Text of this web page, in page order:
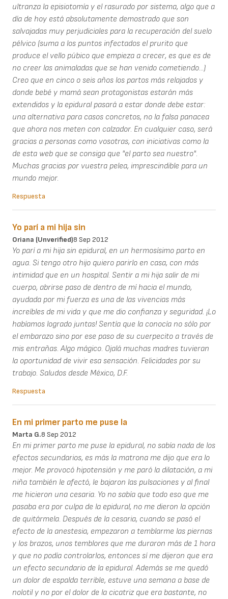
ultranza la episiotomía y el rasurado por sistema, algo que a
día de hoy está absolutamente demostrado que son
salvajadas muy perjudiciales para la recuperación del suelo
pélvico (suma a los puntos infectados el prurito que
produce el vello púbico que empieza a crecer, es que es de
no creer las animaladas que se han venido cometiendo...)
Creo que en cinco o seis años los partos más relajados y
donde bebé y mamá sean protagonistas estarán más
extendidos y la epidural pasará a estar donde debe estar:
una alternativa para casos concretos, no la falsa panacea
que ahora nos meten con calzador. En cualquier caso, será
gracias a personas como vosotras, con iniciativas como la
de esta web que se consiga que "el parto sea nuestro".
Muchas gracias por vuestra pelea, imprescindible para un
mundo mejor.
Respuesta
Yo parí a mi hija sin
Oriana (unverified)8 Sep 2012
Yo parí a mi hija sin epidural, en un hermosísimo parto en
agua. Si tengo otro hijo quiero parirlo en casa, con más
intimidad que en un hospital. Sentir a mi hija salir de mi
cuerpo, abrirse paso de dentro de mí hacia el mundo,
ayudada por mi fuerza es una de las vivencias más
increíbles de mi vida y que me dio confianza y seguridad. ¡Lo
habíamos logrado juntas! Sentía que la conocía no sólo por
el embarazo sino por ese paso de su cuerpecito a través de
mis entrañas. Algo mágico. Ojalá muchas madres tuvieran
la oportunidad de vivir esa sensación. Felicidades por su
trabajo. Saludos desde México, D.F.
Respuesta
En mi primer parto me puse la
Marta G.8 Sep 2012
En mi primer parto me puse la epidural, no sabía nada de los
efectos secundarios, es más la matrona me dijo que era lo
mejor. Me provocó hipotensión y me paró la dilatación, a mi
niña también le afectó, le bajaron las pulsaciones y al final
me hicieron una cesaria. Yo no sabía que todo eso que me
pasaba era por culpa de la epidural, no me dieron la opción
de quitármela. Después de la cesaria, cuando se pasó el
efecto de la anestesia, empezaron a temblarme las piernas
y los brazos, unos temblores que me duraron más de 1 hora
y que no podía controlarlos, entonces sí me dijeron que era
un efecto secundario de la epidural. Además se me quedó
un dolor de espalda terrible, estuve una semana a base de
nolotil y no por el dolor de la cicatriz que era bastante, no